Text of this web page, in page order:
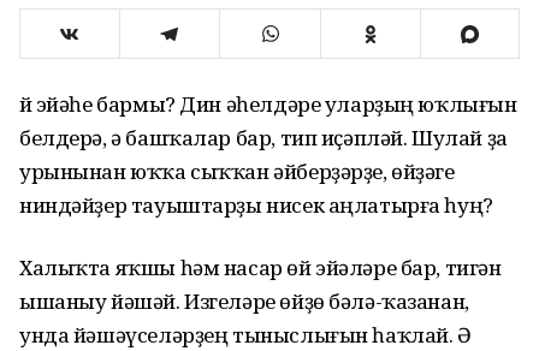
Өй эйәһе бармы? Дин әһелдәре уларҙың юҡлығын
белдерә, ә башҡалар бар, тип иҫәпләй. Шулай ҙа
урынынан юҡҡа сыҡҡан әйберҙәрҙе, өйҙәге
ниндәйҙер тауыштарҙы нисек аңлатырға һуң?
Халыҡта яҡшы һәм насар өй эйәләре бар, тигән
ышаныу йәшәй. Изгеләре өйҙө бәлә-ҡазанан,
унда йәшәүселәрҙең тыныслығын һаҡлай. Ә